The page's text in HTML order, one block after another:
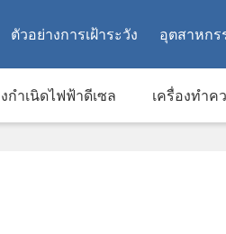
ตัวอย่างการเฝ้าระวัง อุตสาหกร
กำเนิดไฟฟ้าดีเซล เครื่องทำค